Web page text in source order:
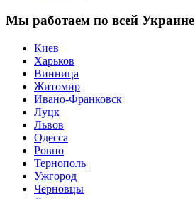
Мы работаем по всей Украине
Киев
Харьков
Винница
Житомир
Ивано-Франковск
Луцк
Львов
Одесса
Ровно
Тернополь
Ужгород
Черновцы